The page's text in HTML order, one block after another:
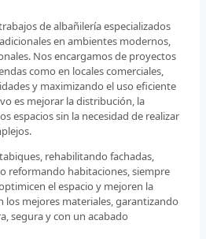
de albañilería especializados
en ambientes modernos,
Nos encargamos de proyectos
como en locales comerciales,
y maximizando el uso eficiente
es mejorar la distribución, la
espacios sin la necesidad de realizar
rehabilitando fachadas,
reformando habitaciones, siempre
el espacio y mejoren la
los mejores materiales, garantizando
segura y con un acabado